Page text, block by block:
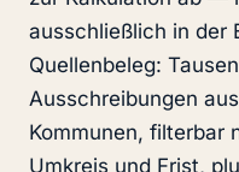
ausschließlich in der
Quellenbeleg:
Ausschreibungen
Kommunen, filterbar
Umkreis und Frist,